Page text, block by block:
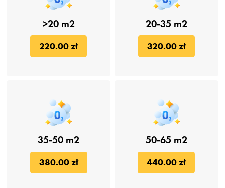
>20 m2
220.00 zł
20-35 m2
320.00 zł
35-50 m2
380.00 zł
50-65 m2
440.00 zł